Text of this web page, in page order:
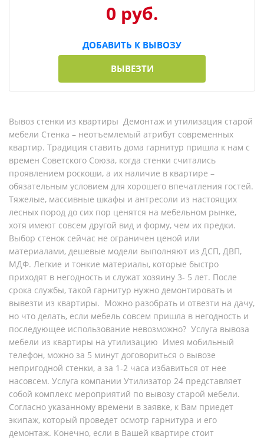
0 руб.
ДОБАВИТЬ К ВЫВОЗУ
ВЫВЕЗТИ
Вывоз стенки из квартиры Демонтаж и утилизация старой
мебели Стенка – неотъемлемый атрибут современных
квартир. Традиция ставить дома гарнитур пришла к нам с
времен Советского Союза, когда стенки считались
проявлением роскоши, а их наличие в квартире –
обязательным условием для хорошего впечатления гостей.
Тяжелые, массивные шкафы и антресоли из настоящих
лесных пород до сих пор ценятся на мебельном рынке,
хотя имеют совсем другой вид и форму, чем их предки.
Выбор стенок сейчас не ограничен ценой или
материалами, дешевые модели выполняют из ДСП, ДВП,
МДФ. Легкие и тонкие материалы, которые быстро
приходят в негодность и служат хозяину 3- 5 лет. После
срока службы, такой гарнитур нужно демонтировать и
вывезти из квартиры. Можно разобрать и отвезти на дачу,
но что делать, если мебель совсем пришла в негодность и
последующее использование невозможно? Услуга вывоза
мебели из квартиры на утилизацию Имея мобильный
телефон, можно за 5 минут договориться о вывозе
непригодной стенки, а за 1-2 часа избавиться от нее
насовсем. Услуга компании Утилизатор 24 представляет
собой комплекс мероприятий по вывозу старой мебели.
Согласно указанному времени в заявке, к Вам приедет
экипаж, который проведет осмотр гарнитура и его
демонтаж. Конечно, если в Вашей квартире стоит